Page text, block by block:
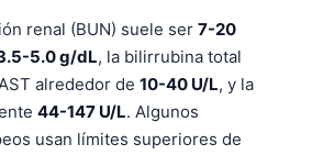
renal (BUN) suele ser 7-20
5.0 g/dL, la bilirrubina total
alrededor de 10-40 U/L, y la
44-147 U/L. Algunos
usan límites superiores de